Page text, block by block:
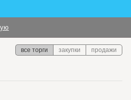
все торги закупки продажи